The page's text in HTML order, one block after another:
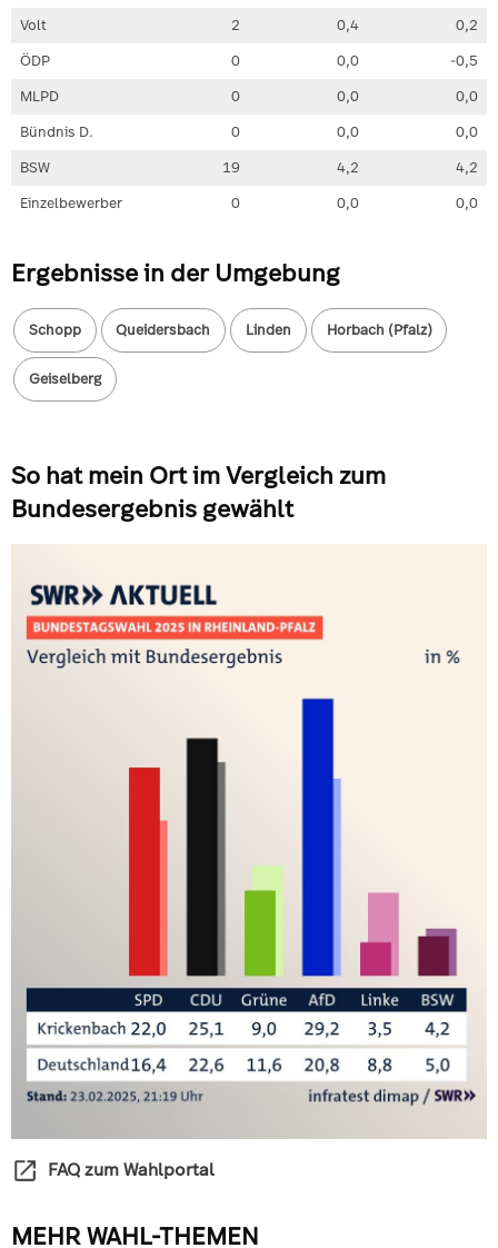
Volt
2 0,4
0,2
ÖDP
0 0,0
-0,5
MLPD
0 0,0
0,0
Bündnis D.
0 0,0
0,0
BSW
19 4,2
4,2
Einzelbewerber
0 0,0 0,0
Ergebnisse in der Umgebung
Schopp Queidersbach Linden Horbach (Pfalz)
Geiselberg
So hat mein Ort im Vergleich zum
Bundesergebnis gewählt
FAQ zum Wahlportal
MEHR WAHL-THEMEN